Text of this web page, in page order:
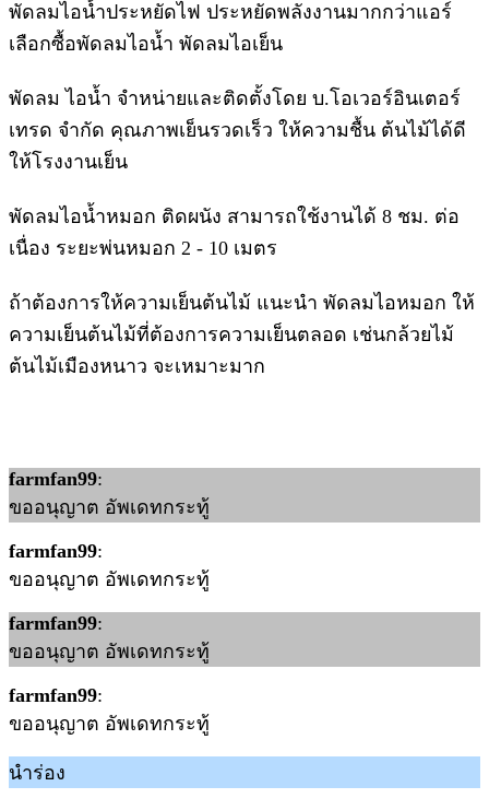
พัดลมไอน้ำประหยัดไฟ ประหยัดพลังงานมากกว่าแอร์
เลือกซื้อพัดลมไอน้ำ พัดลมไอเย็น
พัดลม ไอน้ำ จำหน่ายและติดตั้งโดย บ.โอเวอร์อินเตอร์
เทรด จำกัด คุณภาพเย็นรวดเร็ว ให้ความชื้น ต้นไม้ได้ดี
ให้โรงงานเย็น
พัดลมไอน้ำหมอก ติดผนัง สามารถใช้งานได้ 8 ชม. ต่อ
เนื่อง ระยะพ่นหมอก 2 - 10 เมตร
ถ้าต้องการให้ความเย็นต้นไม้ แนะนำ พัดลมไอหมอก ให้
ความเย็นต้นไม้ที่ต้องการความเย็นตลอด เช่นกล้วยไม้
ต้นไม้เมืองหนาว จะเหมาะมาก
farmfan99:
ขออนุญาต อัพเดทกระทู้
farmfan99:
ขออนุญาต อัพเดทกระทู้
farmfan99:
ขออนุญาต อัพเดทกระทู้
farmfan99:
ขออนุญาต อัพเดทกระทู้
นำร่อง